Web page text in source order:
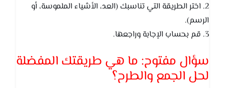
2. اختر الطريقة التي تناسبك (العد، الأشياء الملموسة، أو
الرسم).
3. قم بحساب الإجابة وراجعها.
سؤال مفتوح: ما هي طريقتك المفضلة
لحل الجمع والطرح؟